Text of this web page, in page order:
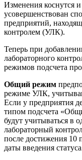
Изменения коснутся
усовершенствован
предприятий,
контролем (УЛК).
Теперь при
лабораторного
режимов подсчета
Общий режим
режиме УЛК,
Если у предприятия
типом подсчета
будут учитываться в
лабораторный
после достижения 10
даты введения